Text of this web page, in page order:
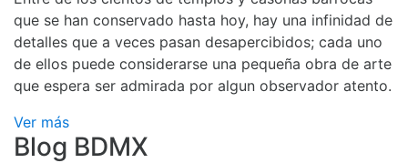
que se han conservado hasta hoy, hay una infinidad de
detalles que a veces pasan desapercibidos; cada uno
de ellos puede considerarse una pequeña obra de arte
que espera ser admirada por algun observador atento.
Ver más
Blog BDMX